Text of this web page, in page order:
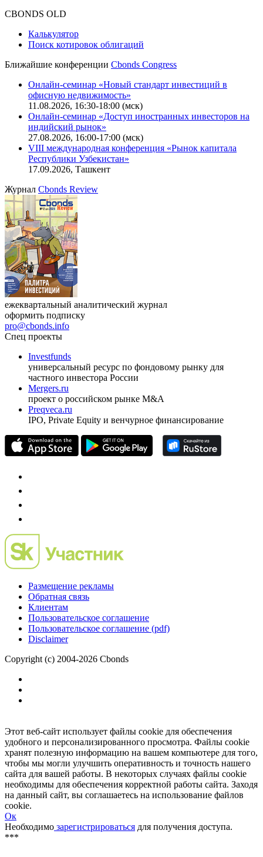
CBONDS OLD
Калькулятор
Поиск котировок облигаций
Ближайшие конференции Cbonds Congress
Онлайн-семинар «Новый стандарт инвестиций в
офисную недвижимость»
11.08.2026, 16:30-18:00 (мск)
Онлайн-семинар «Доступ иностранных инвесторов на
индийский рынок»
27.08.2026, 16:00-17:00 (мск)
VIII международная конференция «Рынок капитала
Республики Узбекистан»
17.09.2026, Ташкент
Журнал Cbonds Review
ежеквартальный аналитический журнал
оформить подписку
pro@cbonds.info
Спец проекты
Investfunds
универсальный ресурс по фондовому рынку для
частного инвестора России
Mergers.ru
проект о российском рынке M&A
Preqveca.ru
IPO, Private Equity и венчурное финансирование
Размещение рекламы
Обратная связь
Клиентам
Пользовательское соглашение
Пользовательское соглашение (pdf)
Disclaimer
Copyright (c) 2004-2026 Cbonds
Этот веб-сайт использует файлы cookie для обеспечения
удобного и персонализированного просмотра. Файлы cookie
хранят полезную информацию на вашем компьютере для того,
чтобы мы могли улучшить оперативность и точность нашего
сайта для вашей работы. В некоторых случаях файлы cookie
необходимы для обеспечения корректной работы сайта. Заходя
на данный сайт, вы соглашаетесь на использование файлов
cookie.
Ок
Необходимо зарегистрироваться для получения доступа.
***